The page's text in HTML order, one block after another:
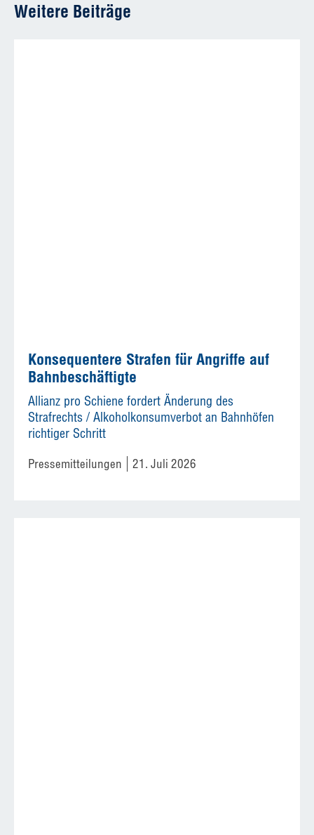
Weitere Beiträge
Konsequentere Strafen für Angriffe auf
Bahnbeschäftigte
Allianz pro Schiene fordert Änderung des
Strafrechts / Alkoholkonsumverbot an Bahnhöfen
richtiger Schritt
Pressemitteilungen 21. Juli 2026